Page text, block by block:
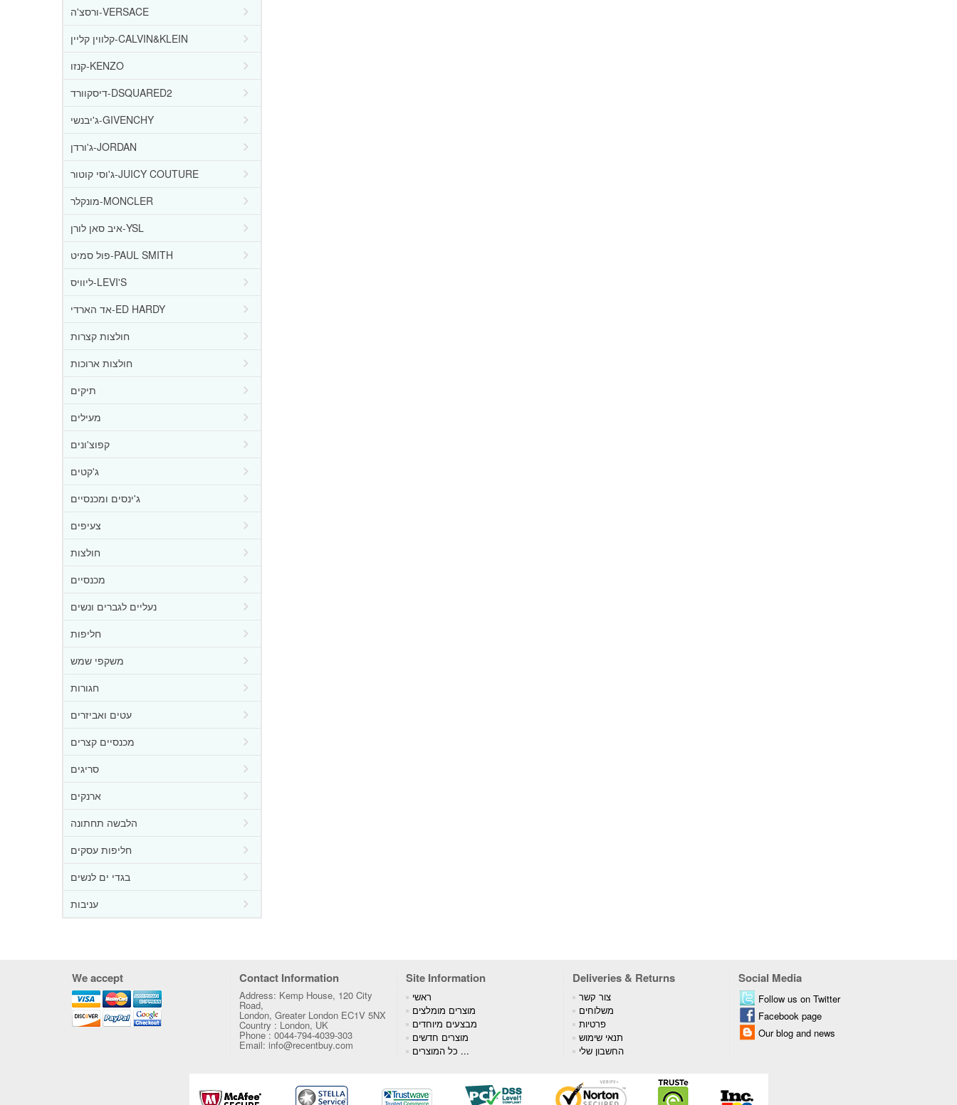
ורסצ'ה-VERSACE
קלווין קליין-CALVIN&KLEIN
קנזו-KENZO
דיסקוורד-DSQUARED2
ג'יבנשי-GIVENCHY
ג'ורדן-JORDAN
ג'וסי קוטור-JUICY COUTURE
מונקלר-MONCLER
איב סאן לורן-YSL
פול סמיט-PAUL SMITH
ליוויס-LEVI'S
אד הארדי-ED HARDY
חולצות קצרות
חולצות ארוכות
תיקים
מעילים
קפוצ'ונים
ג'קטים
ג'ינסים ומכנסיים
צעיפים
חולצות
מכנסיים
נעליים לגברים ונשים
חליפות
משקפי שמש
חגורות
עטים ואביזרים
מכנסיים קצרים
סריגים
ארנקים
הלבשה תחתונה
חליפות עסקים
בגדי ים לנשים
עניבות
We accept Contact Information Site Information Deliveries & Returns Social Media
Address: Kemp House, 120 City
Road,
London, Greater London EC1V 5NX
Country : London, UK
Phone : 0044-794-4039-303
Email: info@recentbuy.com
ראשי
מוצרים מומלצים
מבצעים מיוחדים
מוצרים חדשים
כל המוצרים ...
צור קשר
משלוחים
פרטיות
תנאי שימוש
החשבון שלי
Follow us on Twitter
Facebook page
Our blog and news